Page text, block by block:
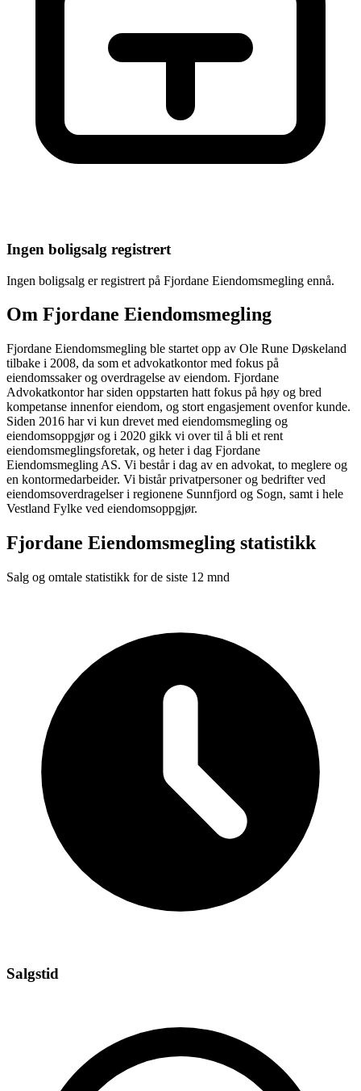
Ingen boligsalg registrert
Ingen boligsalg er registrert på Fjordane Eiendomsmegling ennå.
Om Fjordane Eiendomsmegling
Fjordane Eiendomsmegling ble startet opp av Ole Rune Døskeland
tilbake i 2008, da som et advokatkontor med fokus på
eiendomssaker og overdragelse av eiendom. Fjordane
Advokatkontor har siden oppstarten hatt fokus på høy og bred
kompetanse innenfor eiendom, og stort engasjement ovenfor kunde.
Siden 2016 har vi kun drevet med eiendomsmegling og
eiendomsoppgjør og i 2020 gikk vi over til å bli et rent
eiendomsmeglingsforetak, og heter i dag Fjordane
Eiendomsmegling AS. Vi består i dag av en advokat, to meglere og
en kontormedarbeider. Vi bistår privatpersoner og bedrifter ved
eiendomsoverdragelser i regionene Sunnfjord og Sogn, samt i hele
Vestland Fylke ved eiendomsoppgjør.
Fjordane Eiendomsmegling statistikk
Salg og omtale statistikk for de siste 12 mnd
Salgstid